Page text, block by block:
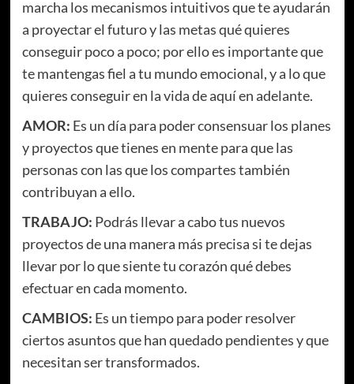
marcha los mecanismos intuitivos que te ayudarán
a proyectar el futuro y las metas qué quieres
conseguir poco a poco; por ello es importante que
te mantengas fiel a tu mundo emocional, y a lo que
quieres conseguir en la vida de aquí en adelante.
AMOR: Es un día para poder consensuar los planes
y proyectos que tienes en mente para que las
personas con las que los compartes también
contribuyan a ello.
TRABAJO: Podrás llevar a cabo tus nuevos
proyectos de una manera más precisa si te dejas
llevar por lo que siente tu corazón qué debes
efectuar en cada momento.
CAMBIOS: Es un tiempo para poder resolver
ciertos asuntos que han quedado pendientes y que
necesitan ser transformados.